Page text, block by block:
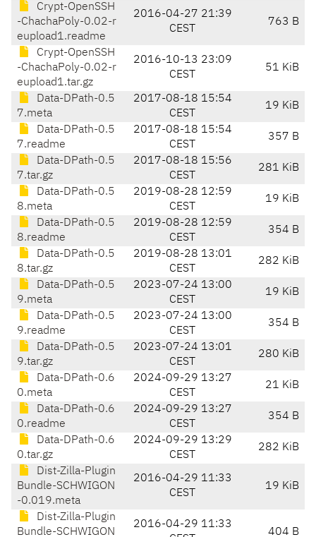
Crypt-OpenSSH
-ChachaPoly-0.02-r
eupload1.readme
2016-04-27 21:39
CEST
763 B
Crypt-OpenSSH
-ChachaPoly-0.02-r
eupload1.tar.gz
2016-10-13 23:09
CEST
51 KiB
Data-DPath-0.5
7.meta
2017-08-18 15:54
CEST
19 KiB
Data-DPath-0.5
7.readme
2017-08-18 15:54
CEST
357 B
Data-DPath-0.5
7.tar.gz
2017-08-18 15:56
CEST
281 KiB
Data-DPath-0.5
8.meta
2019-08-28 12:59
CEST
19 KiB
Data-DPath-0.5
8.readme
2019-08-28 12:59
CEST
354 B
Data-DPath-0.5
8.tar.gz
2019-08-28 13:01
CEST
282 KiB
Data-DPath-0.5
9.meta
2023-07-24 13:00
CEST
19 KiB
Data-DPath-0.5
9.readme
2023-07-24 13:00
CEST
354 B
Data-DPath-0.5
9.tar.gz
2023-07-24 13:01
CEST
280 KiB
Data-DPath-0.6
0.meta
2024-09-29 13:27
CEST
21 KiB
Data-DPath-0.6
0.readme
2024-09-29 13:27
CEST
354 B
Data-DPath-0.6
0.tar.gz
2024-09-29 13:29
CEST
282 KiB
Dist-Zilla-Plugin
Bundle-SCHWIGON
-0.019.meta
2016-04-29 11:33
CEST
19 KiB
Dist-Zilla-Plugin
Bundle-SCHWIGON
2016-04-29 11:33
404 B